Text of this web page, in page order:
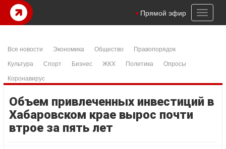
Toggle
Прямой эфир
Все новости Экономика Общество
Правопорядок
Культура
Спорт Бизнес ЖКХ Политика
Опросы
Коронавирус
Объем привлеченных инвестиций в
Хабаровском крае вырос почти
втрое за пять лет